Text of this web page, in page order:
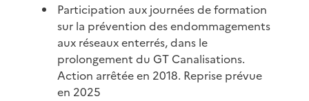
Participation aux journées de formation
sur la prévention des endommagements
aux réseaux enterrés, dans le
prolongement du GT Canalisations.
Action arrêtée en 2018. Reprise prévue
en 2025